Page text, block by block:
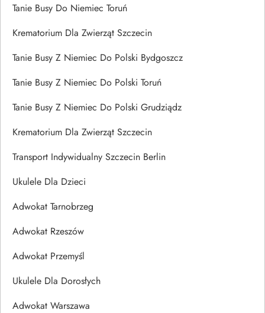
Tanie Busy Do Niemiec Toruń
Krematorium Dla Zwierząt Szczecin
Tanie Busy Z Niemiec Do Polski Bydgoszcz
Tanie Busy Z Niemiec Do Polski Toruń
Tanie Busy Z Niemiec Do Polski Grudziądz
Krematorium Dla Zwierząt Szczecin
Transport Indywidualny Szczecin Berlin
Ukulele Dla Dzieci
Adwokat Tarnobrzeg
Adwokat Rzeszów
Adwokat Przemyśl
Ukulele Dla Dorosłych
Adwokat Warszawa